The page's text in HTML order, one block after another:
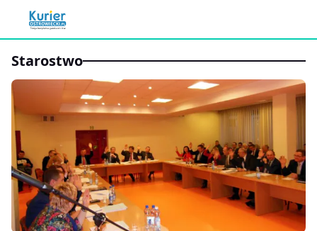
starostwo